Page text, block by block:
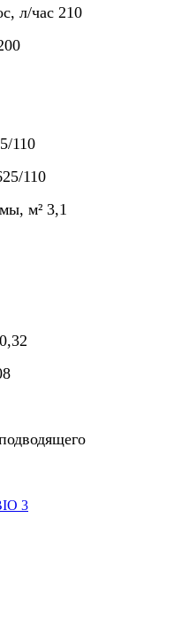
л/час 210
110
110
м² 3,1
0,32